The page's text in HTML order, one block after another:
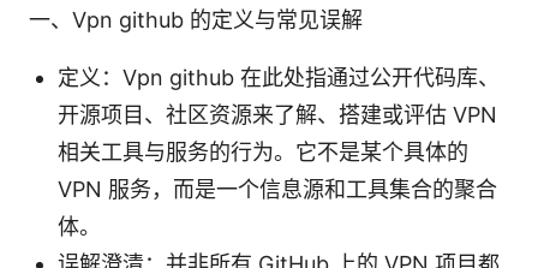
一、Vpn github 的定义与常见误解
定义：Vpn github 在此处指通过公开代码库、
开源项目、社区资源来了解、搭建或评估 VPN
相关工具与服务的行为。它不是某个具体的
VPN 服务，而是一个信息源和工具集合的聚合
体。